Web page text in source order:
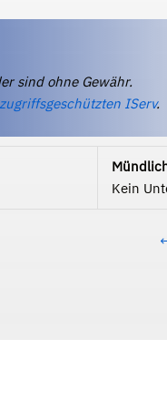
sind ohne Gewähr.
zugriffsgeschützten IServ.
Kein